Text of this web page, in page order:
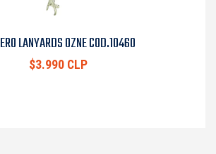
LANYARDS OZNE COD.10460
$3.990 CLP